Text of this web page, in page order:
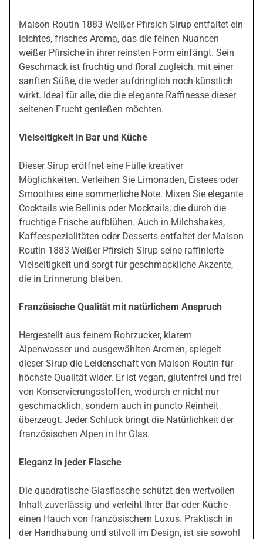
Maison Routin 1883 Weißer Pfirsich Sirup entfaltet ein
leichtes, frisches Aroma, das die feinen Nuancen
weißer Pfirsiche in ihrer reinsten Form einfängt. Sein
Geschmack ist fruchtig und floral zugleich, mit einer
sanften Süße, die weder aufdringlich noch künstlich
wirkt. Ideal für alle, die die elegante Raffinesse dieser
seltenen Frucht genießen möchten.
Vielseitigkeit in Bar und Küche
Dieser Sirup eröffnet eine Fülle kreativer
Möglichkeiten. Verleihen Sie Limonaden, Eistees oder
Smoothies eine sommerliche Note. Mixen Sie elegante
Cocktails wie Bellinis oder Mocktails, die durch die
fruchtige Frische aufblühen. Auch in Milchshakes,
Kaffeespezialitäten oder Desserts entfaltet der Maison
Routin 1883 Weißer Pfirsich Sirup seine raffinierte
Vielseitigkeit und sorgt für geschmackliche Akzente,
die in Erinnerung bleiben.
Französische Qualität mit natürlichem Anspruch
Hergestellt aus feinem Rohrzucker, klarem
Alpenwasser und ausgewählten Aromen, spiegelt
dieser Sirup die Leidenschaft von Maison Routin für
höchste Qualität wider. Er ist vegan, glutenfrei und frei
von Konservierungsstoffen, wodurch er nicht nur
geschmacklich, sondern auch in puncto Reinheit
überzeugt. Jeder Schluck bringt die Natürlichkeit der
französischen Alpen in Ihr Glas.
Eleganz in jeder Flasche
Die quadratische Glasflasche schützt den wertvollen
Inhalt zuverlässig und verleiht Ihrer Bar oder Küche
einen Hauch von französischem Luxus. Praktisch in
der Handhabung und stilvoll im Design, ist sie sowohl